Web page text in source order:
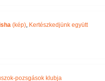
(kép), Kertészkedjünk együtt
pozsgások klubja